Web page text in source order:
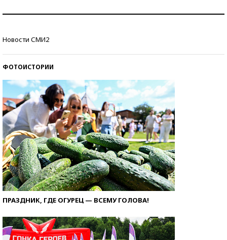
Новости СМИ2
ФОТОИСТОРИИ
ПРАЗДНИК, ГДЕ ОГУРЕЦ — ВСЕМУ ГОЛОВА!